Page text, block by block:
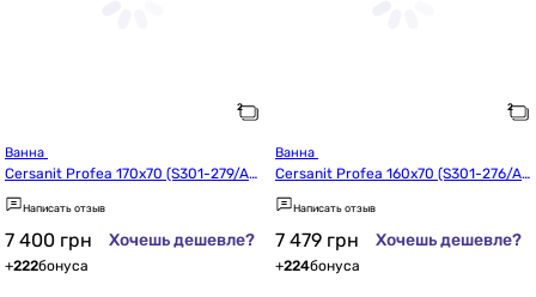
Cersanit Profea 170x70 (S301-279/AZ
BR1003040032)
Написать отзыв
7 400 грн Хочешь дешевле?
+222бонуса
Cersanit Profea 160x70 (S301-276/AZ
BR1003010032)
Написать отзыв
7 479 грн Хочешь дешевле?
+224бонуса